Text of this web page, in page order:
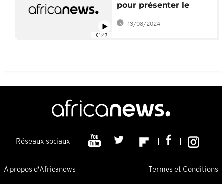
01:47
pour présenter le
patrimoine tunisien
13/08/2024
Réseaux sociaux
A propos d'Africanews Termes et Conditions